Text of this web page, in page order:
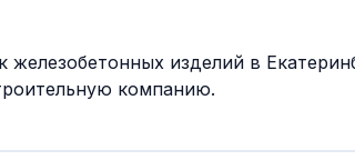
изделий в
компанию.